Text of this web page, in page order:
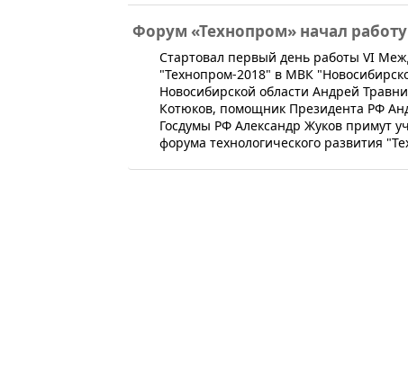
Форум «Технопром» начал
Стартовал первый день работы VI
"Технопром-2018" в МВК
Новосибирской области Андрей
Котюков, помощник Президента РФ
Госдумы РФ Александр Жуков примут
форума технологического развития